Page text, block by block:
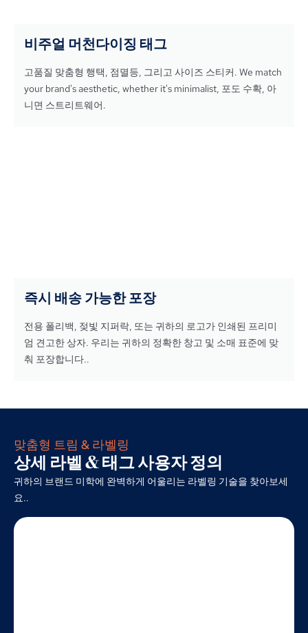
비주얼 머천다이징 태그
고품질 맞춤형 행택, 점멸등, 그리고 사이즈 스티커. We match
your brand's aesthetic, whether it's minimalist, 포도 수확, 아
니면 스트리트웨어.
즉시 배송 가능한 포장
전용 폴리백, 젖빛 지퍼락, 또는 귀하의 로고가 인쇄된 프리미
엄 견고한 상자. 우리는 귀하의 정확한 창고 및 소매 표준에 맞
춰 포장합니다..
맞춤형 트림 & 라벨링
상세 라벨 & 태그 사용자 정의
귀하의 브랜드 미학에 완벽하게 어울리는 라벨링 기술을 찾아보세
요..